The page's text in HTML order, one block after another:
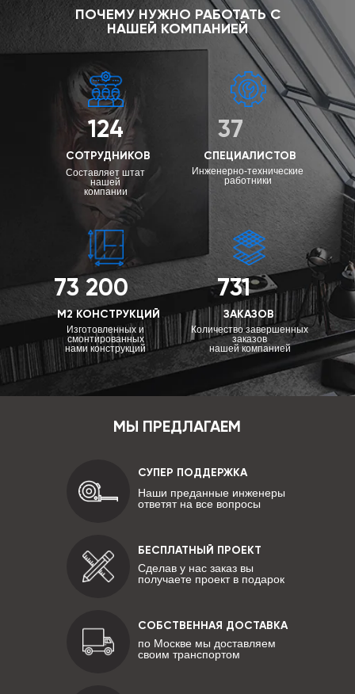
ПОЧЕМУ НУЖНО РАБОТАТЬ С
НАШЕЙ КОМПАНИЕЙ
124
СОТРУДНИКОВ
Составляет штат
нашей
компании
73 200
М2 КОНСТРУКЦИЙ
Изготовленных и
смонтированных
нами конструкций
731
ЗАКАЗОВ
Количество завершенных
заказов
нашей компанией
37
СПЕЦИАЛИСТОВ
Инженерно-технические
работники
МЫ ПРЕДЛАГАЕМ
СУПЕР ПОДДЕРЖКА
Наши преданные инженеры
ответят на все вопросы
БЕСПЛАТНЫЙ ПРОЕКТ
Сделав у нас заказ вы
получаете проект в подарок
СОБСТВЕННАЯ ДОСТАВКА
по Москве мы доставляем
своим транспортом